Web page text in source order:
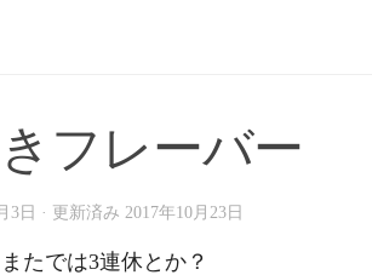
フレーバー
3日 · 更新済み 2017年10月23日
たでは3連休とか？